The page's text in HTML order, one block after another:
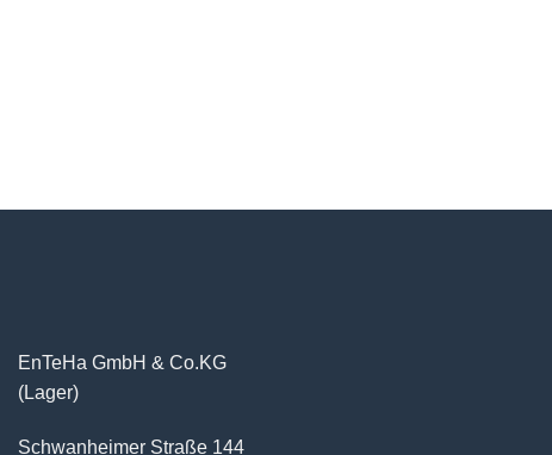
EnTeHa GmbH & Co.KG
(Lager)
Schwanheimer Straße 144